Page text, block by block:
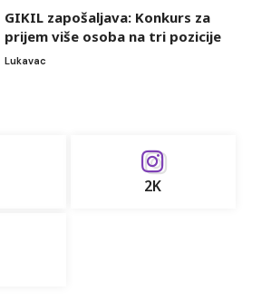
GIKIL zapošaljava: Konkurs za
prijem više osoba na tri pozicije
Lukavac
2K